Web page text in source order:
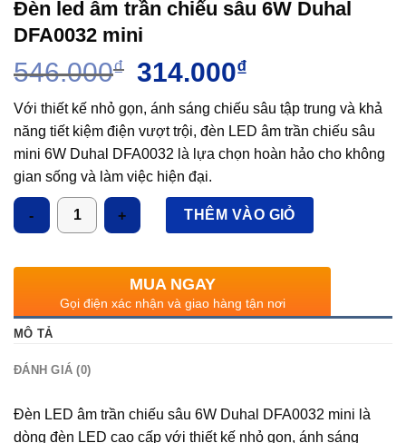
Đèn led âm trần chiếu sâu 6W Duhal
DFA0032 mini
546.000₫ Giá
là:
546.000₫.
314.000₫
tại
là:
314.000₫.
Với thiết kế nhỏ gọn, ánh sáng chiếu sâu tập trung và khả
năng tiết kiệm điện vượt trội, đèn LED âm trần chiếu sâu
mini 6W Duhal DFA0032 là lựa chọn hoàn hảo cho không
gian sống và làm việc hiện đại.
Số lượng
THÊM VÀO GIỎ
MUA NGAY
Gọi điện xác nhận và giao hàng tận nơi
MÔ TẢ
ĐÁNH GIÁ (0)
Đèn LED âm trần chiếu sâu 6W Duhal DFA0032 mini là
dòng đèn LED cao cấp với thiết kế nhỏ gọn, ánh sáng